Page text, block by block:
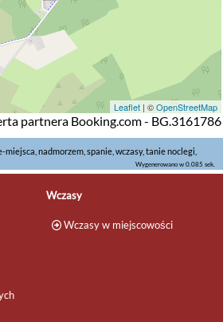
Leaflet | ©OpenStreetMap
partnera Booking.com - BG.3161786
miejsca, nadmorzem, spanie, wczasy, tanie noclegi,
Wygenerowano w 0.085 sek.
Wczasy
Wczasy w miejscowości